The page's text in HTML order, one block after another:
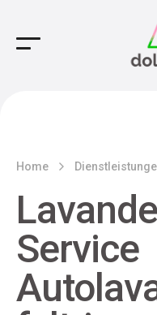
Main
Home
Service